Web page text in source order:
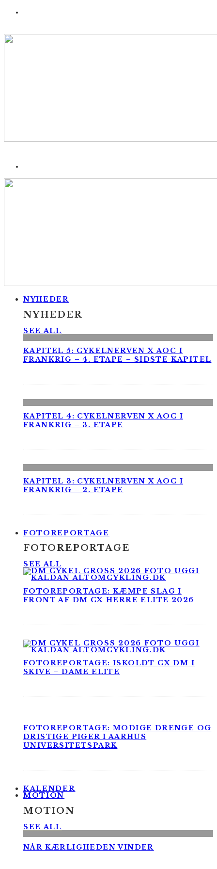
NYHEDER
NYHEDER
SEE ALL
KAPITEL 5: CYKELNERVEN X AOC I
FRANKRIG – 4. ETAPE – SIDSTE KAPITEL
KAPITEL 4: CYKELNERVEN X AOC I
FRANKRIG – 3. ETAPE
KAPITEL 3: CYKELNERVEN X AOC I
FRANKRIG – 2. ETAPE
FOTOREPORTAGE
FOTOREPORTAGE
SEE ALL
FOTOREPORTAGE: KÆMPE SLAG I
FRONT AF DM CX HERRE ELITE 2026
FOTOREPORTAGE: ISKOLDT CX DM I
SKIVE – DAME ELITE
FOTOREPORTAGE: MODIGE DRENGE OG
DRISTIGE PIGER I AARHUS
UNIVERSITETSPARK
KALENDER
MOTION
MOTION
SEE ALL
NÅR KÆRLIGHEDEN VINDER